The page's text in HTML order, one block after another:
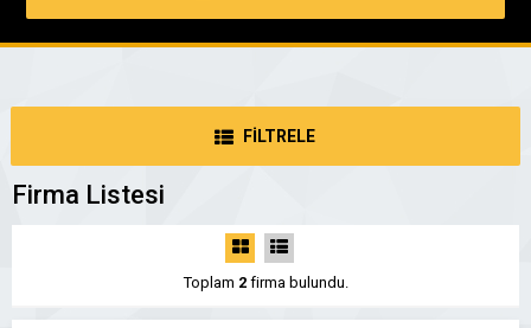
FİLTRELE
Firma Listesi
Toplam 2firma bulundu.